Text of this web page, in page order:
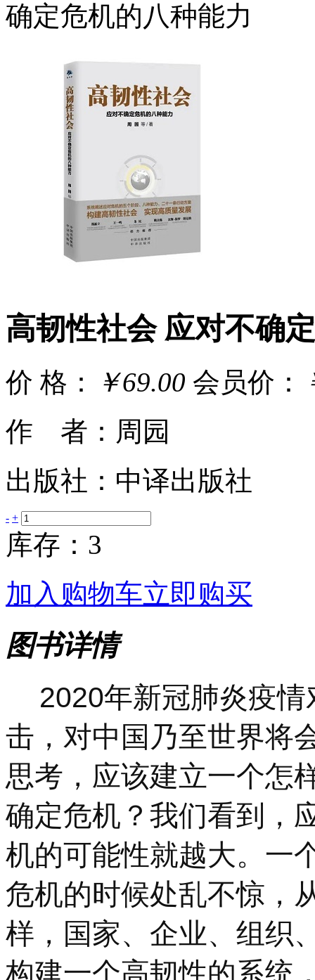
确定危机的八种能力
高韧性社会 应对不确
价 格： ￥69.00 会员价：
作 者：周园
出版社：中译出版社
- +
库存：3
加入购物车立即购买
图书详情
2020年新冠肺炎疫
击，对中国乃至世界将
思考，应该建立一个怎
确定危机？我们看到，
机的可能性就越大。一
危机的时候处乱不惊，
样，国家、企业、组织
构建一个高韧性的系统